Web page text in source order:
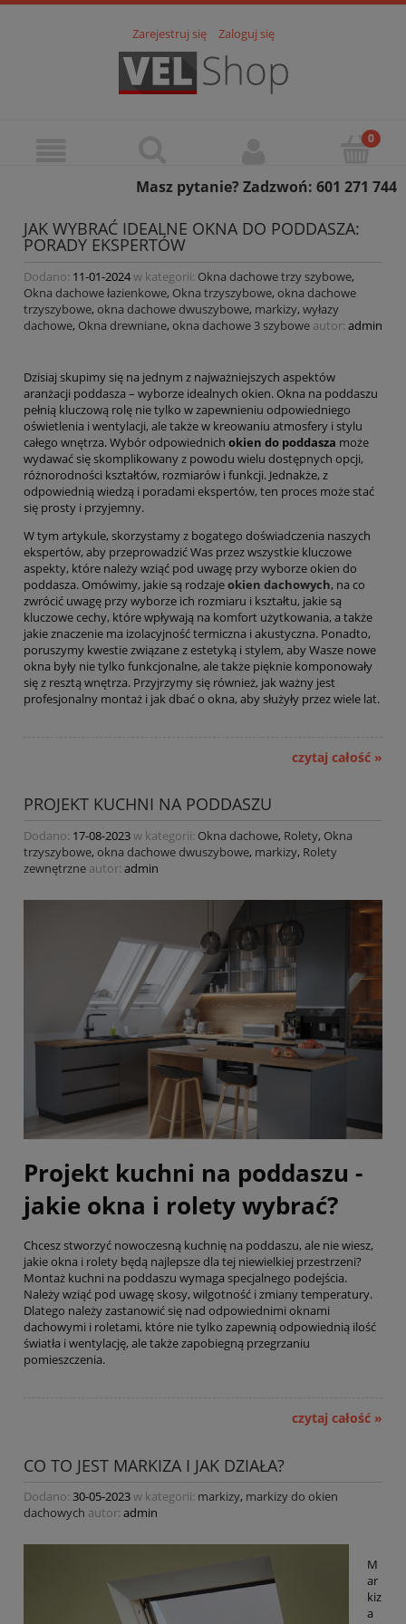
Zarejestruj się Zaloguj się
Masz pytanie? Zadzwoń: 601 271 744
JAK WYBRAĆ IDEALNE OKNA DO PODDASZA:
PORADY EKSPERTÓW
Dodano: 11-01-2024w kategorii: Okna dachowe trzy szybowe,
Okna dachowe łazienkowe, Okna trzyszybowe, okna dachowe
trzyszybowe, okna dachowe dwuszybowe, markizy, wyłazy
dachowe, Okna drewniane, okna dachowe 3 szybowe autor: admin
Dzisiaj skupimy się na jednym z najważniejszych aspektów
aranżacji poddasza – wyborze idealnych okien. Okna na poddaszu
pełnią kluczową rolę nie tylko w zapewnieniu odpowiedniego
oświetlenia i wentylacji, ale także w kreowaniu atmosfery i stylu
całego wnętrza. Wybór odpowiednich okien do poddasza może
wydawać się skomplikowany z powodu wielu dostępnych opcji,
różnorodności kształtów, rozmiarów i funkcji. Jednakże, z
odpowiednią wiedzą i poradami ekspertów, ten proces może stać
się prosty i przyjemny.
W tym artykule, skorzystamy z bogatego doświadczenia naszych
ekspertów, aby przeprowadzić Was przez wszystkie kluczowe
aspekty, które należy wziąć pod uwagę przy wyborze okien do
poddasza. Omówimy, jakie są rodzajeokien dachowych, na co
zwrócić uwagę przy wyborze ich rozmiaru i kształtu, jakie są
kluczowe cechy, które wpływają na komfort użytkowania, a także
jakie znaczenie ma izolacyjność termiczna i akustyczna. Ponadto,
poruszymy kwestie związane z estetyką i stylem, aby Wasze nowe
okna były nie tylko funkcjonalne, ale także pięknie komponowały
się z resztą wnętrza. Przyjrzymy się również, jak ważny jest
profesjonalny montaż i jak dbać o okna, aby służyły przez wiele lat.
czytaj całość »
PROJEKT KUCHNI NA PODDASZU
Dodano: 17-08-2023w kategorii: Okna dachowe, Rolety, Okna
trzyszybowe, okna dachowe dwuszybowe, markizy, Rolety
zewnętrzne autor: admin
Projekt kuchni na poddaszu -
jakie okna i rolety wybrać?
Chcesz stworzyć nowoczesną kuchnię na poddaszu, ale nie wiesz,
jakie okna i rolety będą najlepsze dla tej niewielkiej przestrzeni?
Montaż kuchni na poddaszu wymaga specjalnego podejścia.
Należy wziąć pod uwagę skosy, wilgotność i zmiany temperatury.
Dlatego należy zastanowić się nad odpowiednimi oknami
dachowymi i roletami, które nie tylko zapewnią odpowiednią ilość
światła i wentylację, ale także zapobiegną przegrzaniu
pomieszczenia.
czytaj całość »
CO TO JEST MARKIZA I JAK DZIAŁA?
Dodano: 30-05-2023w kategorii: markizy, markizy do okien
dachowych autor: admin
M
ar
kiz
a